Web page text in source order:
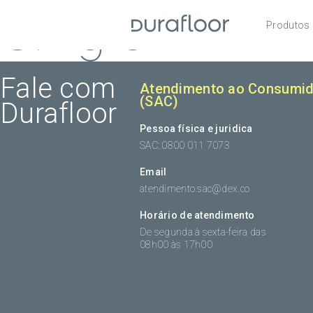
Produtos
Single
Fale com
Durafloor
Atendimento ao
(SAC)
Pessoa física e juridica
SAC: 0800 011 7073
Email
atendimento.sac@dex.co
Horário de atendimento
De segunda à sexta-feira das
08h00 às 17h00